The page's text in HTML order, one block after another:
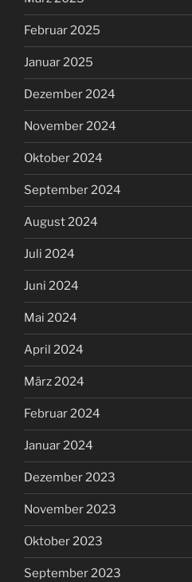
Februar 2025
Januar 2025
Dezember 2024
November 2024
Oktober 2024
September 2024
August 2024
Juli 2024
Juni 2024
Mai 2024
April 2024
März 2024
Februar 2024
Januar 2024
Dezember 2023
November 2023
Oktober 2023
September 2023